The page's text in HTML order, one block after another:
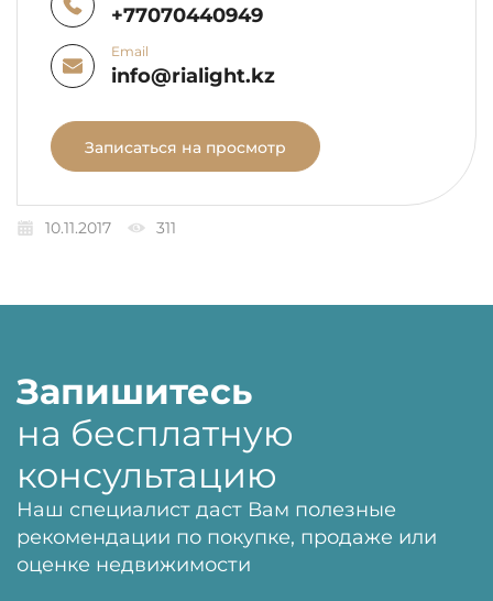
+77070440949
Email
info@rialight.kz
Записаться на просмотр
10.11.2017 311
Запишитесь
на бесплатную
консультацию
Наш специалист даст Вам полезные
рекомендации по покупке, продаже или
оценке недвижимости